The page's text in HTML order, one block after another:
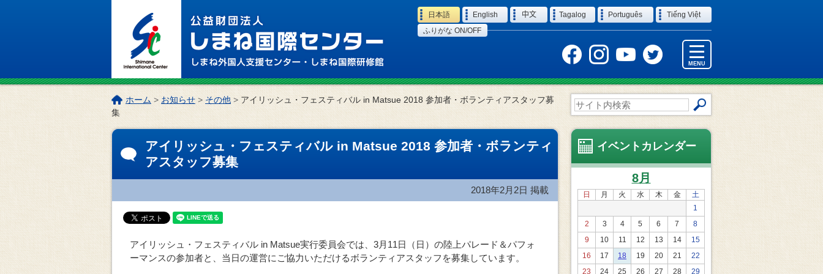
Language
日本語 English 中文 Tagalog Português
Tiếng Việt
ふりがな ON/OFF
MENU
サ
イ
ト
内
検
索
こ
の
ペ
ホーム >お知らせ> その他>アイリッシュ・フェスティバル in Matsue 2018 参加者・ボランティアスタッフ募
集
アイリッシュ・フェスティバル in Matsue 2018 参加者・ボランティ
アスタッフ募集
2018年2月2日 掲載
アイリッシュ・フェスティバル in Matsue実行委員会では、3月11日（日）の陸上パレード＆パフォ
ーマンスの参加者と、当日の運営にご協力いただけるボランティアスタッフを募集しています。
イベントカレンダー
8月
日 月 火 水 木 金
土
1
2
3 4 5 6 7
8
9
10 11 12 13 14
15
16
17 18 19 20 21
22
23
24 25 26 27 28
29